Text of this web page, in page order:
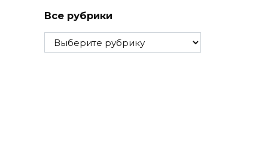
Все рубрики
Все
рубрики